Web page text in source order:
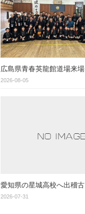
広島県青春英龍館道場来場
2026-08-05
愛知県の星城高校へ出稽古
2026-07-31